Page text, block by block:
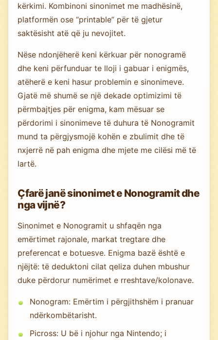
kërkimi. Kombinoni sinonimet me madhësinë,
platformën ose “printable” për të gjetur
saktësisht atë që ju nevojitet.
Nëse ndonjëherë keni kërkuar për nonogramë
dhe keni përfunduar te lloji i gabuar i enigmës,
atëherë e keni hasur problemin e sinonimeve.
Gjatë më shumë se një dekade optimizimi të
përmbajtjes për enigma, kam mësuar se
përdorimi i sinonimeve të duhura të Nonogramit
mund ta përgjysmojë kohën e zbulimit dhe të
nxjerrë në pah enigma dhe mjete me cilësi më të
lartë.
Çfarë janë sinonimet e Nonogramit dhe
nga vijnë?
Sinonimet e Nonogramit u shfaqën nga
emërtimet rajonale, markat tregtare dhe
preferencat e botuesve. Enigma bazë është e
njëjtë: të deduktoni cilat qeliza duhen mbushur
duke përdorur numërimet e rreshtave/kolonave.
Nonogram: Emërtim i përgjithshëm i pranuar
ndërkombëtarisht.
Picross: U bë i njohur nga Nintendo; i